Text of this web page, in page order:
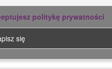
politykę prywatności